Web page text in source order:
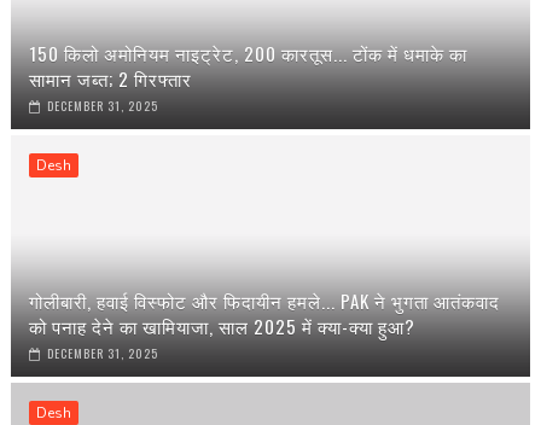
150 किलो अमोनियम नाइट्रेट, 200 कारतूस... टोंक में धमाके का
सामान जब्त; 2 गिरफ्तार
DECEMBER 31, 2025
Desh
गोलीबारी, हवाई विस्फोट और फिदायीन हमले... PAK ने भुगता आतंकवाद
को पनाह देने का खामियाजा, साल 2025 में क्या-क्या हुआ?
DECEMBER 31, 2025
Desh